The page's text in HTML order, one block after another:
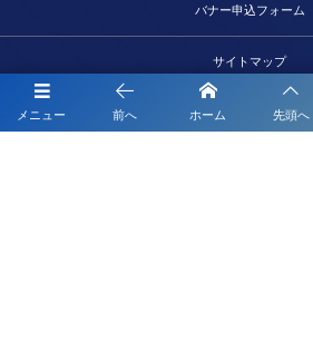
メニュー 前へ ホーム 先頭へ
バナー申込フォーム
サイトマップ
よくあるご質問